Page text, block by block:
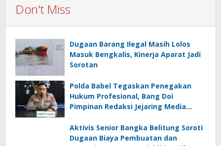
Don't Miss
Dugaan Barang Ilegal Masih Lolos
Masuk Bengkalis, Kinerja Aparat Jadi
Sorotan
Polda Babel Tegaskan Penegakan
Hukum Profesional, Bang Doi
Pimpinan Redaksi Jejaring Media
Panggilan
Aktivis Senior Bangka Belitung Soroti
Dugaan Biaya Pembuatan dan